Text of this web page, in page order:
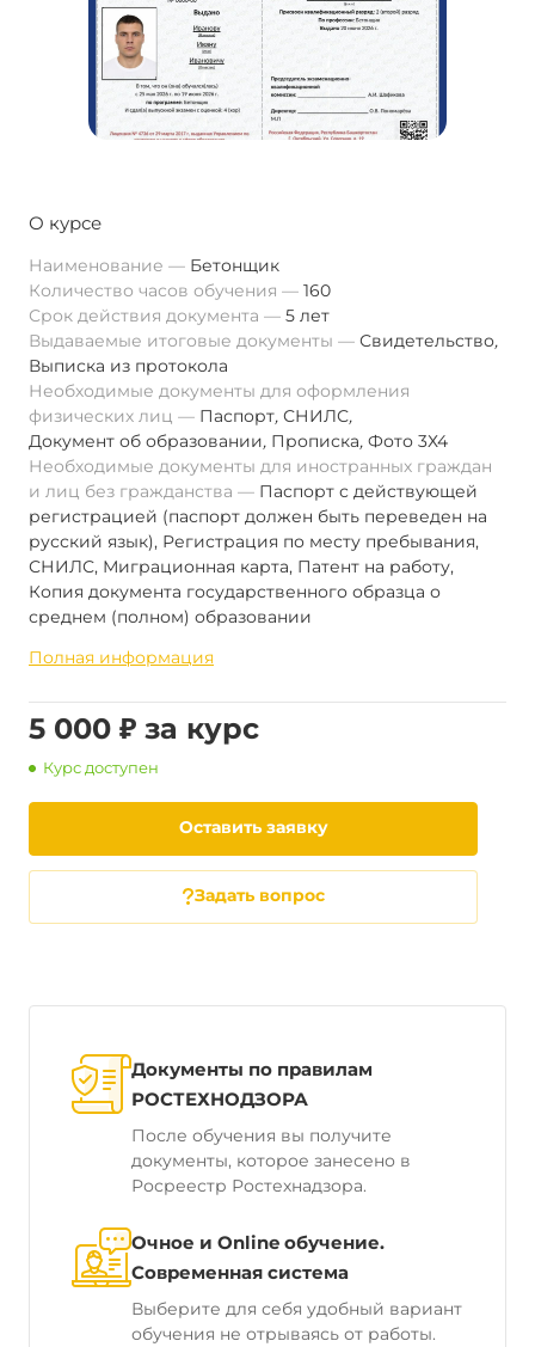
О курсе
Наименование
Бетонщик
Количество часов обучения
160
Срок действия документа
5 лет
Выдаваемые итоговые документы
Свидетельство,
Выписка из протокола
Необходимые документы для оформления
физических лиц
Паспорт, СНИЛС,
Документ об образовании, Прописка, Фото 3Х4
Необходимые документы для иностранных граждан
и лиц без гражданства
Паспорт с действующей
регистрацией (паспорт должен быть переведен на
русский язык), Регистрация по месту пребывания,
СНИЛС, Миграционная карта, Патент на работу,
Копия документа государственного образца о
среднем (полном) образовании
Полная информация
5 000 ₽ за курс
Курс доступен
Оставить заявку
Задать вопрос
Документы по правилам
РОСТЕХНОДЗОРА
После обучения вы получите
документы, которое занесено в
Росреестр Ростехнадзора.
Очное и Online обучение.
Современная система
Выберите для себя удобный вариант
обучения не отрываясь от работы.